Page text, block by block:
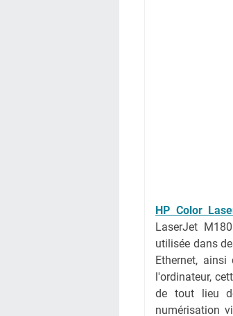
HP Color
LaserJet
utilisée dans
Ethernet,
l'ordinateur,
de tout lieu
numérisation